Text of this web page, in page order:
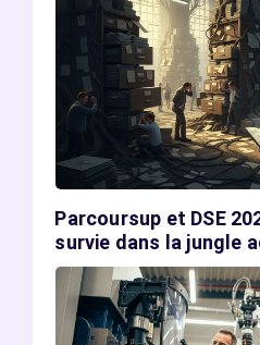
Parcoursup et DSE
survie dans la jungle